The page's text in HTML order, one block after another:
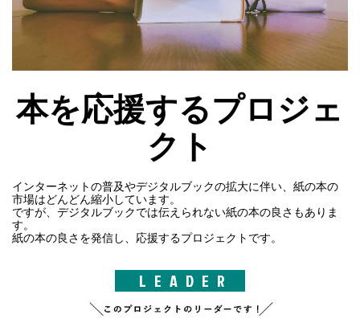
本を応援するプロジェ
クト
インターネットの普及やデジタルブックの拡大に伴い、紙の本の
市場はどんどん縮小しています。
ですが、デジタルブックでは伝えられない紙の本の良さもありま
す。
紙の本の良さを発信し、応援するプロジェクトです。
LEADER